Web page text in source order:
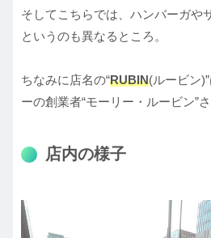
そしてこちらでは、ハンバーガや
というのも異なるところ。
ちなみに店名の“RUBIN(ルービン
ーの創業者“モーリー・ルービン”
店内の様子